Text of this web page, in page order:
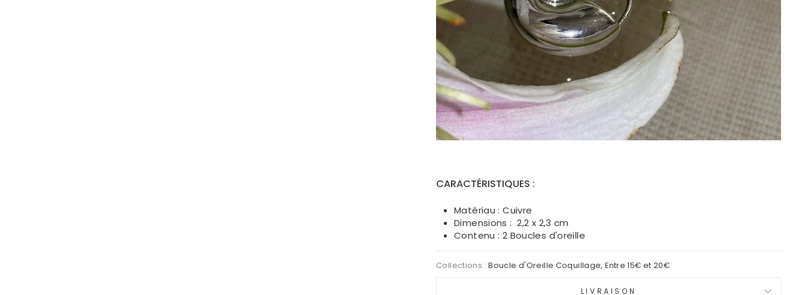
CARACTÉRISTIQUES :
Matériau : Cuivre
Dimensions : 2,2 x 2,3 cm
Contenu : 2 Boucles d'oreille
Collections :Boucle d'Oreille Coquillage,Entre 15€ et 20€
LIVRAISON